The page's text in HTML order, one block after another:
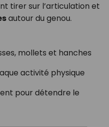
tirer sur l’articulation et
autour du genou.
mollets et hanches
activité physique
pour détendre le